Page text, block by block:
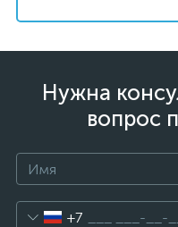
Нужна
вопрос
+7